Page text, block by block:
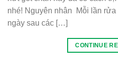
nhé! Nguyên nhân Mỗi lần rửa
ngày sau các […]
CONTINUE